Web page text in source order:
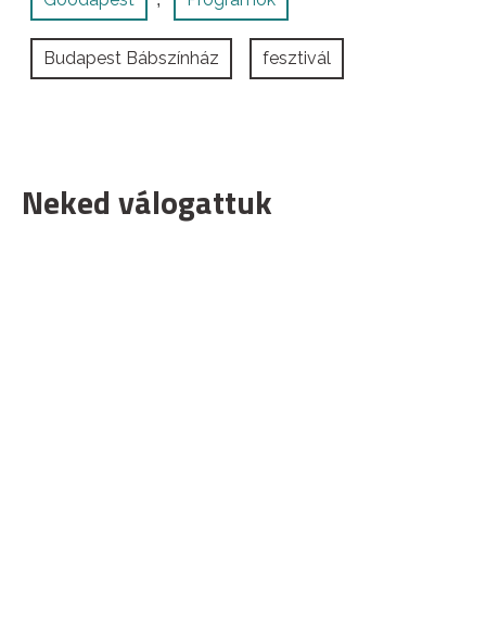
Budapest Bábszínház fesztivál
Neked válogattuk